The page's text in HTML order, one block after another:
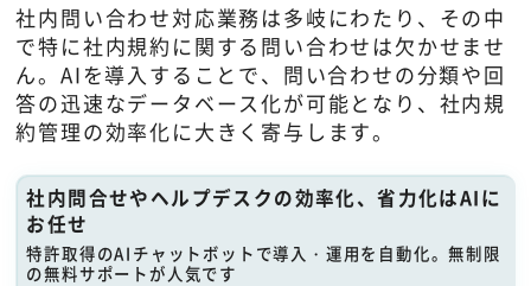
社内問い合わせ対応業務は多岐にわたり、その中
で特に社内規約に関する問い合わせは欠かせませ
ん。AIを導入することで、問い合わせの分類や回
答の迅速なデータベース化が可能となり、社内規
約管理の効率化に大きく寄与します。
社内問合せやヘルプデスクの効率化、省力化はAIに
お任せ
特許取得のAIチャットボットで導入・運用を自動化。無制限
の無料サポートが人気です